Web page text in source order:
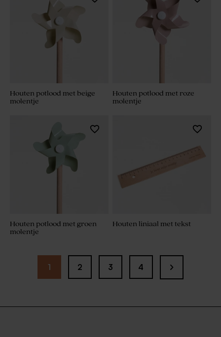
Houten potlood met beige
molentje
Houten potlood met roze
molentje
Houten potlood met groen
molentje
Houten liniaal met tekst
1 2 3 4